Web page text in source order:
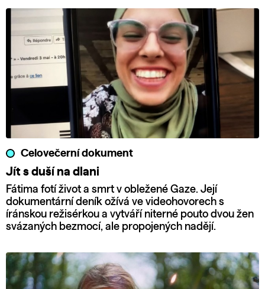
Celovečerní dokument
Jít s duší na dlani
Fátima fotí život a smrt v obležené Gaze. Její
dokumentární deník ožívá ve videohovorech s
íránskou režisérkou a vytváří niterné pouto dvou žen
svázaných bezmocí, ale propojených nadějí.